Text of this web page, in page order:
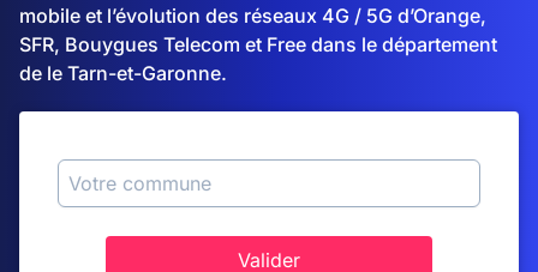
mobile et l’évolution des réseaux 4G / 5G d’Orange,
SFR, Bouygues Telecom et Free dans le département
de le Tarn-et-Garonne.
Valider